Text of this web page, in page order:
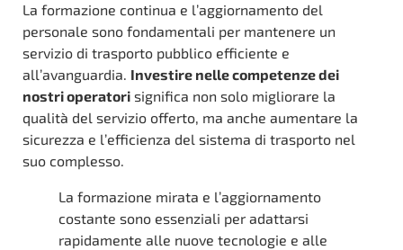
La formazione continua e l’aggiornamento del
personale sono fondamentali per mantenere un
servizio di trasporto pubblico efficiente e
all’avanguardia. Investire nelle competenze dei
nostri operatori significa non solo migliorare la
qualità del servizio offerto, ma anche aumentare la
sicurezza e l’efficienza del sistema di trasporto nel
suo complesso.
La formazione mirata e l’aggiornamento
costante sono essenziali per adattarsi
rapidamente alle nuove tecnologie e alle